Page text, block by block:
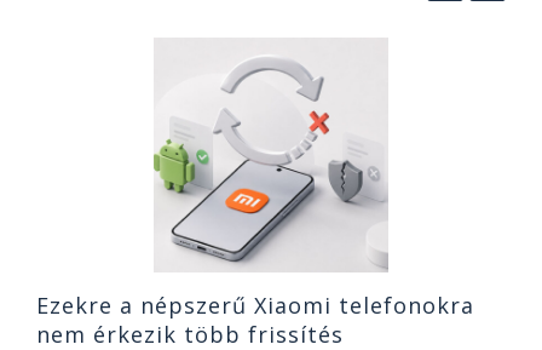
Ezekre a népszerű Xiaomi telefonokra
nem érkezik több frissítés